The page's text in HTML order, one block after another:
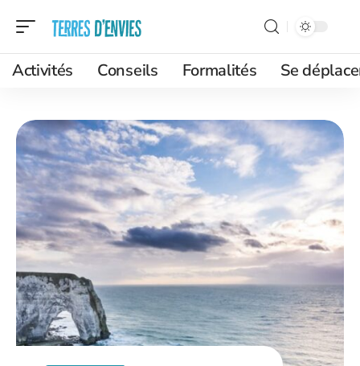
Activités Conseils Formalités Se